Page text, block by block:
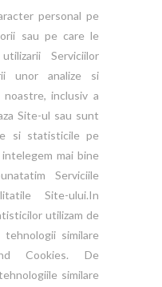
personal pe
sau pe care le
Serviciilor
unor analize si
inclusiv a
Site-ul sau sunt
si statisticile pe
mai bine
Serviciile
Site-ului.In
utilizam de
similare
Cookies. De
similare